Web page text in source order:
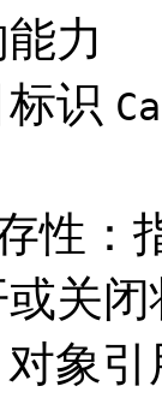
力
识
性：
关
对象引